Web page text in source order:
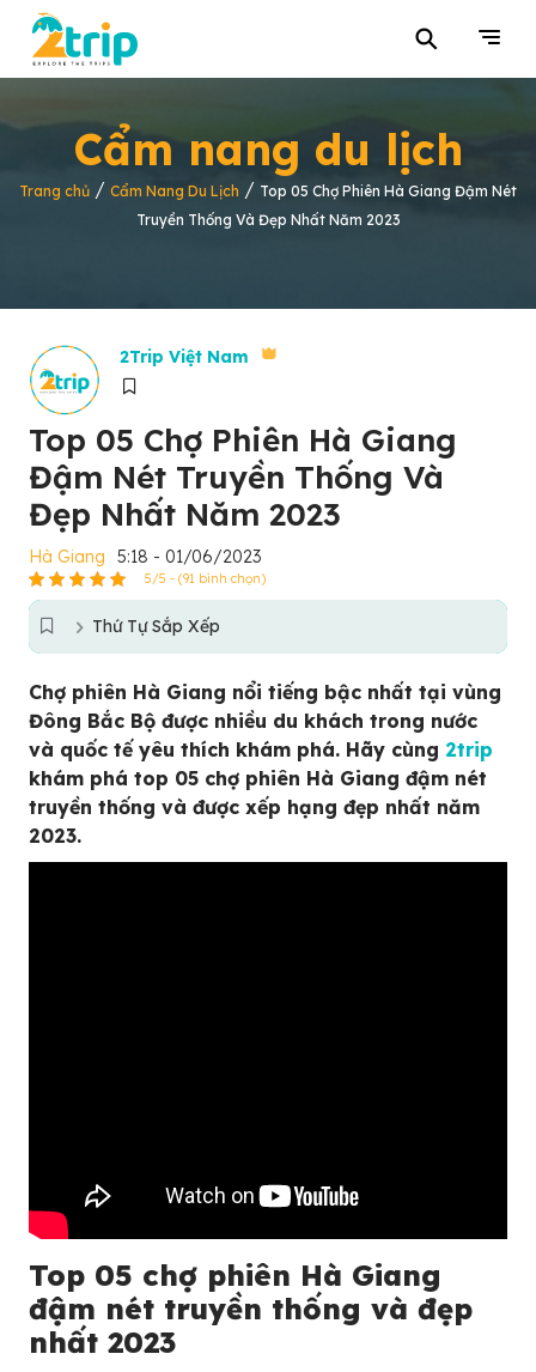
⚲
Cẩm nang du lịch
Trang chủ / Cẩm Nang Du Lịch / Top 05 Chợ Phiên Hà Giang Đậm Nét
Truyền Thống Và Đẹp Nhất Năm 2023
2Trip Việt Nam
Top 05 Chợ Phiên Hà Giang
Đậm Nét Truyền Thống Và
Đẹp Nhất Năm 2023
Hà Giang 5:18 - 01/06/2023
5/5 - (91 bình chọn)
Thứ Tự Sắp Xếp
Chợ phiên Hà Giang nổi tiếng bậc nhất tại vùng
Đông Bắc Bộ được nhiều du khách trong nước
và quốc tế yêu thích khám phá. Hãy cùng 2trip
khám phá top 05 chợ phiên Hà Giang đậm nét
truyền thống và được xếp hạng đẹp nhất năm
2023.
Top 05 chợ phiên Hà Giang
đậm nét truyền thống và đẹp
nhất 2023